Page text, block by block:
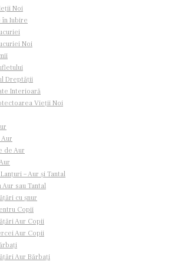
Noi
în Iubire
Noi
Dreptății
Interioară
Vieții Noi
de Aur
– Aur și Tantal
sau Tantal
cu șnur
Copii
Aur Copii
Aur Copii
Aur Bărbați
cu smarald și